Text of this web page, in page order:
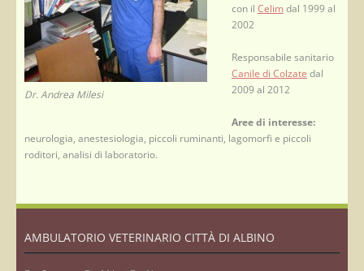
Dr. Andrea Milesi
con il Celim dal 1999 al
2002
Responsabile sanitario
Canile di Colzate dal
2009 al 2012
Aree di interesse:
neurologia, anestesiologia, piccoli ruminanti, lagomorfi e piccoli
roditori, analisi di laboratorio.
AMBULATORIO VETERINARIO CITTÀ DI ALBINO